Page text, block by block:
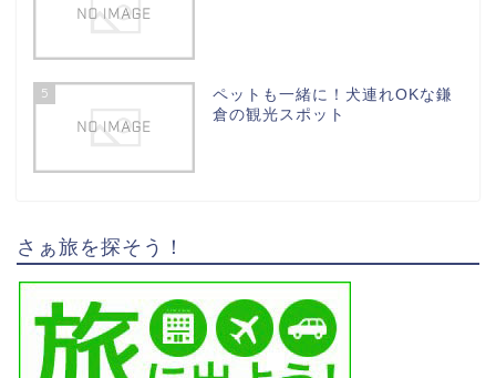
5
ペットも一緒に！犬連れOKな鎌
倉の観光スポット
さぁ旅を探そう！